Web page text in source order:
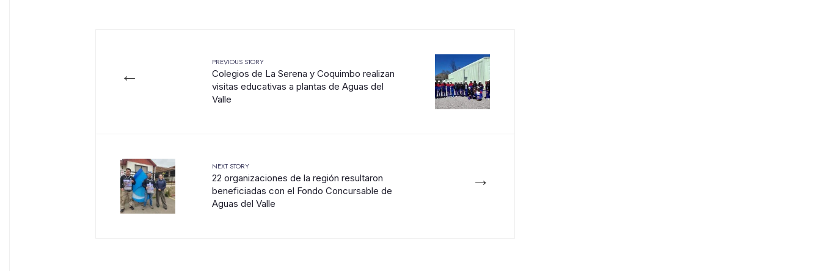
←
PREVIOUS STORY
Colegios de La Serena y Coquimbo realizan
visitas educativas a plantas de Aguas del
Valle
→
NEXT STORY
22 organizaciones de la región resultaron
beneficiadas con el Fondo Concursable de
Aguas del Valle